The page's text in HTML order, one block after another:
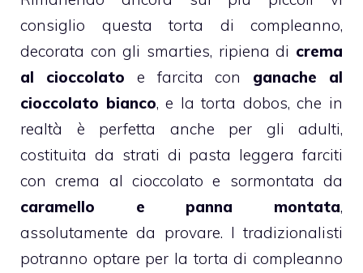
consiglio questa torta di compleanno,
decorata con gli smarties, ripiena di crema
al cioccolato e farcita con ganache al
cioccolato bianco, e latorta dobos, che in
realtà è perfetta anche per gli adulti,
costituita da strati di pasta leggera farciti
con crema al cioccolato e sormontata da
caramello e panna montata,
assolutamente da provare. I tradizionalisti
potranno optare per la torta di compleanno